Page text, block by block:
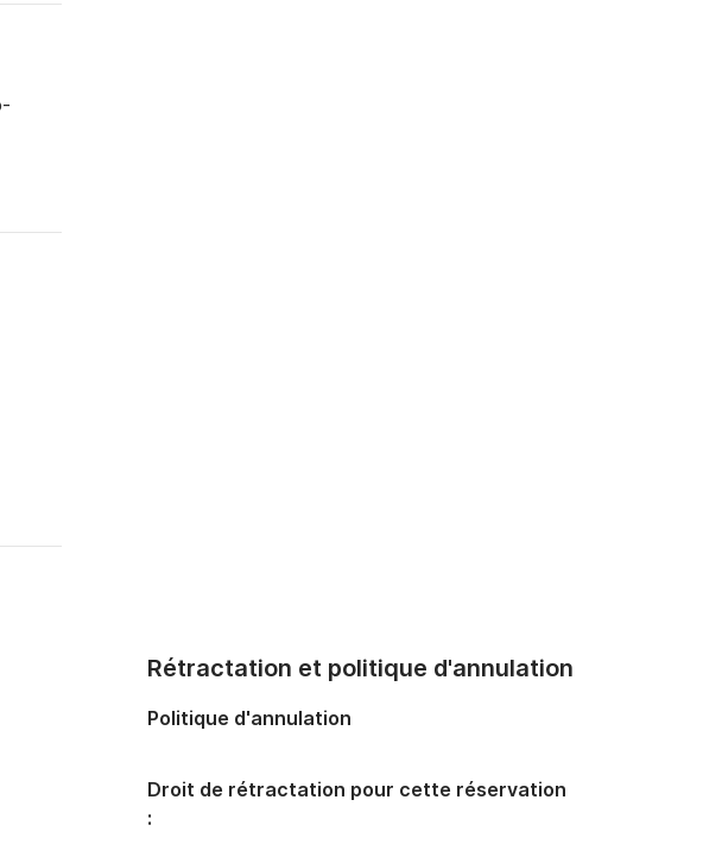
Rétractation et politique d'annulation
Politique d'annulation
Droit de rétractation pour cette réservation
: